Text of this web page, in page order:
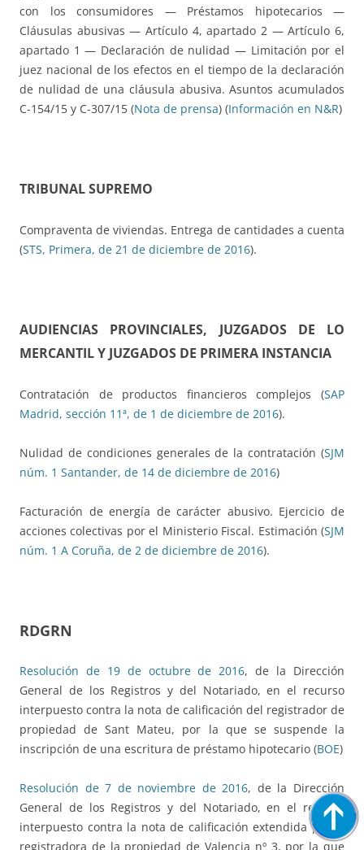
con los consumidores — Préstamos hipotecarios —
Cláusulas abusivas — Artículo 4, apartado 2 — Artículo 6,
apartado 1 — Declaración de nulidad — Limitación por el
juez nacional de los efectos en el tiempo de la declaración
de nulidad de una cláusula abusiva. Asuntos acumulados
C-154/15 y C-307/15 (Nota de prensa) (Información en N&R)
TRIBUNAL SUPREMO
Compraventa de viviendas. Entrega de cantidades a cuenta
(STS, Primera, de 21 de diciembre de 2016).
AUDIENCIAS PROVINCIALES, JUZGADOS DE LO
MERCANTIL Y JUZGADOS DE PRIMERA INSTANCIA
Contratación de productos financieros complejos (SAP
Madrid, sección 11ª, de 1 de diciembre de 2016).
Nulidad de condiciones generales de la contratación (SJM
núm. 1 Santander, de 14 de diciembre de 2016)
Facturación de energía de carácter abusivo. Ejercicio de
acciones colectivas por el Ministerio Fiscal. Estimación (SJM
núm. 1 A Coruña, de 2 de diciembre de 2016).
RDGRN
Resolución de 19 de octubre de 2016, de la Dirección
General de los Registros y del Notariado, en el recurso
interpuesto contra la nota de calificación del registrador de
propiedad de Sant Mateu, por la que se suspende la
inscripción de una escritura de préstamo hipotecario (BOE)
Resolución de 7 de noviembre de 2016, de la Dirección
General de los Registros y del Notariado, en el recurso
interpuesto contra la nota de calificación extendida por la
registradora de la propiedad de Valencia nº 3, por la que